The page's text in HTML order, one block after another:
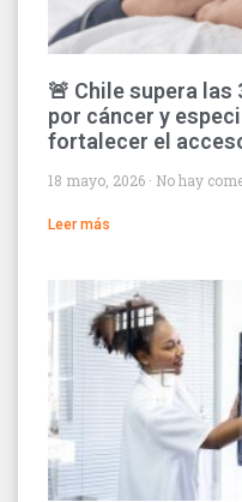
🚨 Chile supera las
por cáncer y
fortalecer el
18 mayo, 2026 No hay
Leer más